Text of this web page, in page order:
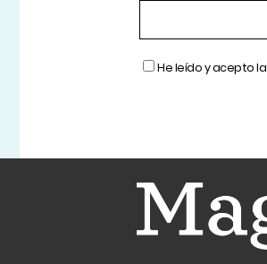
He leído y acepto la